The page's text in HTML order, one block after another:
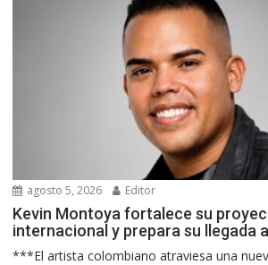
agosto 5, 2026 Editor
Kevin Montoya fortalece su
internacional y prepara su llegada
***El artista colombiano atraviesa una